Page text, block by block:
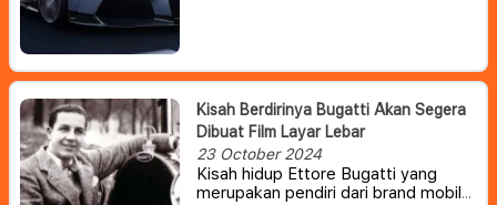
Kisah Berdirinya Bugatti Akan Segera
Dibuat Film Layar Lebar
23 October 2024
Kisah hidup Ettore Bugatti yang
merupakan pendiri dari brand mobil